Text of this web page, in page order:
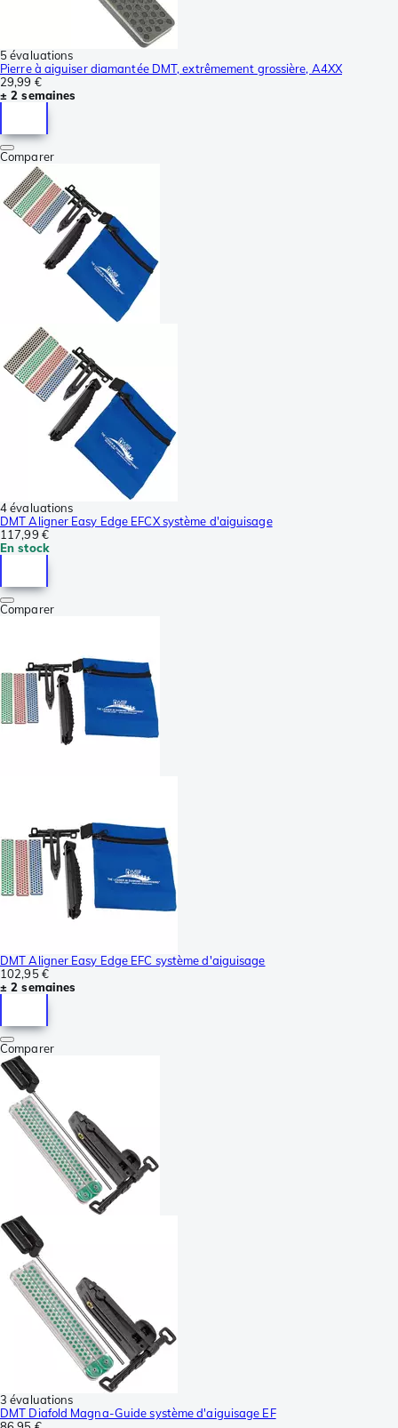
5 évaluations
Pierre à aiguiser diamantée DMT, extrêmement grossière, A4XX
29,99 €
± 2 semaines
Comparer
4 évaluations
DMT Aligner Easy Edge EFCX système d'aiguisage
117,99 €
En stock
Comparer
DMT Aligner Easy Edge EFC système d'aiguisage
102,95 €
± 2 semaines
Comparer
3 évaluations
DMT Diafold Magna-Guide système d'aiguisage EF